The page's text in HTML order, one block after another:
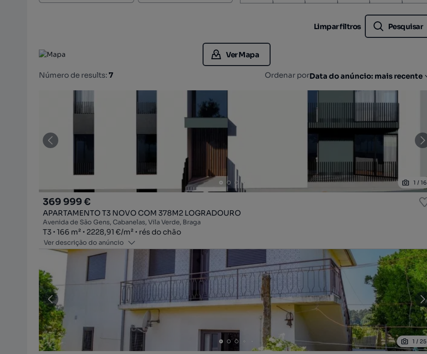
Limpar filtros Pesquisar
Ver Mapa
Número de results: 7 Ordenar porData do anúncio: mais recente
1 /16
369 999 €
APARTAMENTO T3 NOVO COM 378M2 LOGRADOURO
Avenida de São Gens, Cabanelas, Vila Verde, Braga
Tipologia
T3
Zona166 m²
Preço por metro quadrado
2228,91 €/m²
Andar rés do chão
Ver descrição do anúncio
1 / 25